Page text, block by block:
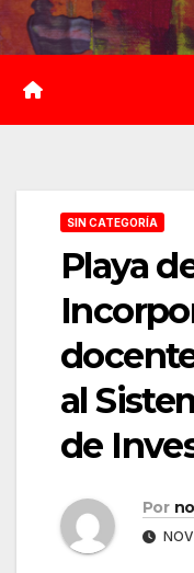
Saltar
al
contenido
SIN CATEGORÍA
Playa
al
de
Por